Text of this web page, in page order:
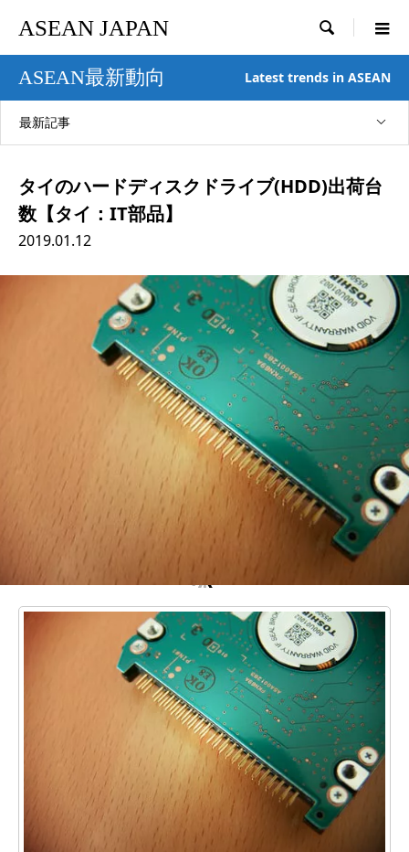
ASEAN JAPAN 
ASEAN最新動向 Latest trends in ASEAN
最新記事
タイのハードディスクドライブ(HDD)出荷台
数【タイ：IT部品】
2019.01.12